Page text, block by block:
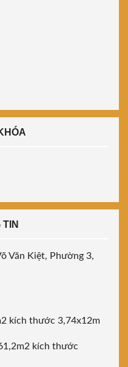
TIN
Văn Kiệt, Phường 3,
kích thước 3,74x12m
kích thước